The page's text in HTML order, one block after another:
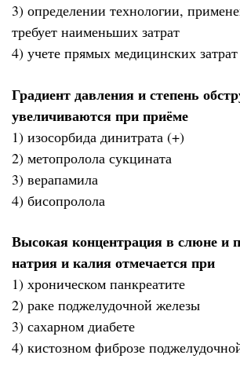
3) определении технологии,
требует наименьших затрат
4) учете прямых медицинских затрат
Градиент давления и степень
увеличиваются при приёме
1) изосорбида динитрата (+)
2) метопролола сукцината
3) верапамила
4) бисопролола
Высокая концентрация в слюне и
натрия и калия отмечается при
1) хроническом панкреатите
2) раке поджелудочной железы
3) сахарном диабете
4) кистозном фиброзе